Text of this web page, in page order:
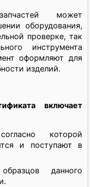
может
оборудования,
проверке, так
инструмента
оформляют для
изделий.
включает
которой
и поступают в
данного